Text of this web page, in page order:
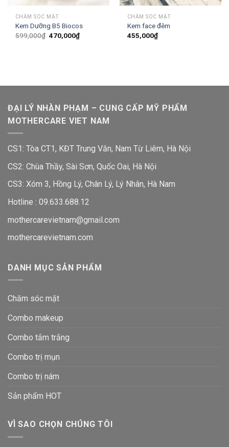
CHĂM SÓC MẶT
Kem Dưỡng B5 Biocos
599,000₫ 470,000₫
CHĂM SÓC MẶT
Kem face đêm
455,000₫
ĐẠI LÝ NHÀN PHẠM – CUNG CẤP MỸ PHẨM
MOTHERCARE VIET NAM
CS1: Tòa CT1, KĐT Trung Văn, Nam Từ Liêm, Hà Nội
CS2: Chùa Thầy, Sài Sơn, Quốc Oai, Hà Nội
CS3: Xóm 3, Hồng Lý, Chân Lý, Lý Nhân, Hà Nam
Hotline : 09.633.688.12
mothercarevietnam@gmail.com
mothercarevietnam.com
DANH MỤC SẢN PHẨM
Chăm sóc mặt
Combo makeup
Combo tắm trắng
Combo trị mụn
Combo trị nám
Sản phẩm HOT
VÌ SAO CHỌN CHÚNG TÔI